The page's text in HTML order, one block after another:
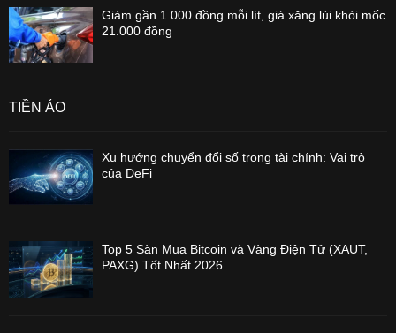
Giảm gần 1.000 đồng mỗi lít, giá xăng lùi khỏi mốc
21.000 đồng
TIỀN ẢO
Xu hướng chuyển đổi số trong tài chính: Vai trò
của DeFi
Top 5 Sàn Mua Bitcoin và Vàng Điện Tử (XAUT,
PAXG) Tốt Nhất 2026